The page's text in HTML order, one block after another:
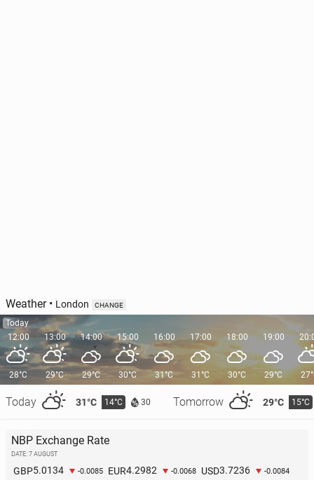
Weather• London CHANGE
Today
12:00
28°C
Today 31°C 14°C 30 Tomorrow 29°C 15°C
13:00
29°C
14:00
29°C
15:00
30°C
16:00
31°C
17:00
31°C
18:00
30°C
19:00
29°C
NBP Exchange Rate
DATE: 7 AUGUST
GBP5.0134 -0.0085 EUR4.2982 -0.0068 USD3.7236 -0.0084